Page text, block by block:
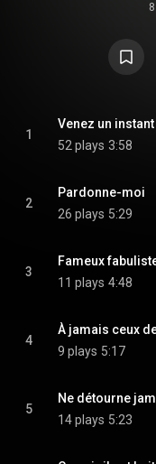
1
Venez un instant
52 plays 3:58
2
Pardonne-moi
26 plays 5:29
3
Fameux
11 plays 4:48
4
À jamais ceux
9 plays 5:17
5
Ne détourne
14 plays 5:23